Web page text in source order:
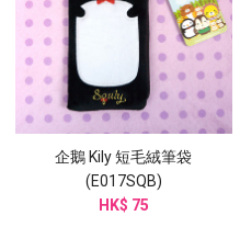
企鵝 Kily 短毛絨筆袋
(E017SQB)
HK$ 75